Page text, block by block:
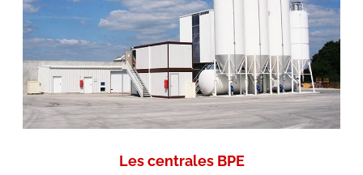
Les centrales BPE